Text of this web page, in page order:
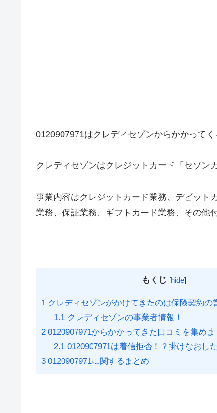
0120907971はクレディセゾンからかかって
クレディセゾンはクレジットカード「セゾン
事業内容はクレジットカード業務、デビット
業務、保証業務、ギフトカード業務、その他
もくじ [hide]
1 クレディセゾンがかけてきたのは保険契約の
1.1クレディセゾンの事業者情報！
2 0120907971からかかってきた口コミを集め
2.10120907971は着信拒否！？掛けなおし
3 0120907971に関するまとめ